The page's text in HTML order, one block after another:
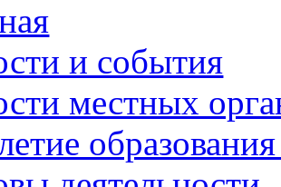
и события
местных